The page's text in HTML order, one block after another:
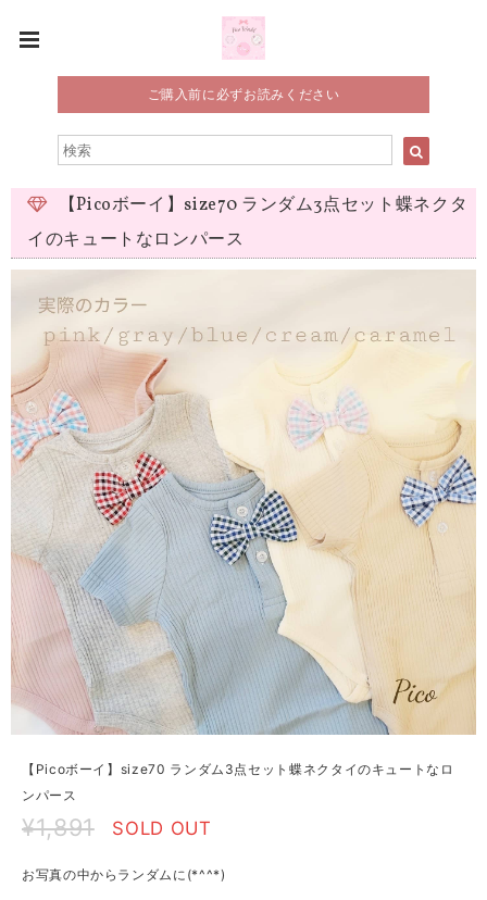
ご購入前に必ずお読みください
【Picoボーイ】size70 ランダム3点セット蝶ネクタ
イのキュートなロンパース
【Picoボーイ】size70 ランダム3点セット蝶ネクタイのキュートなロ
ンパース
¥1,891 SOLD OUT
お写真の中からランダムに(*^^*)